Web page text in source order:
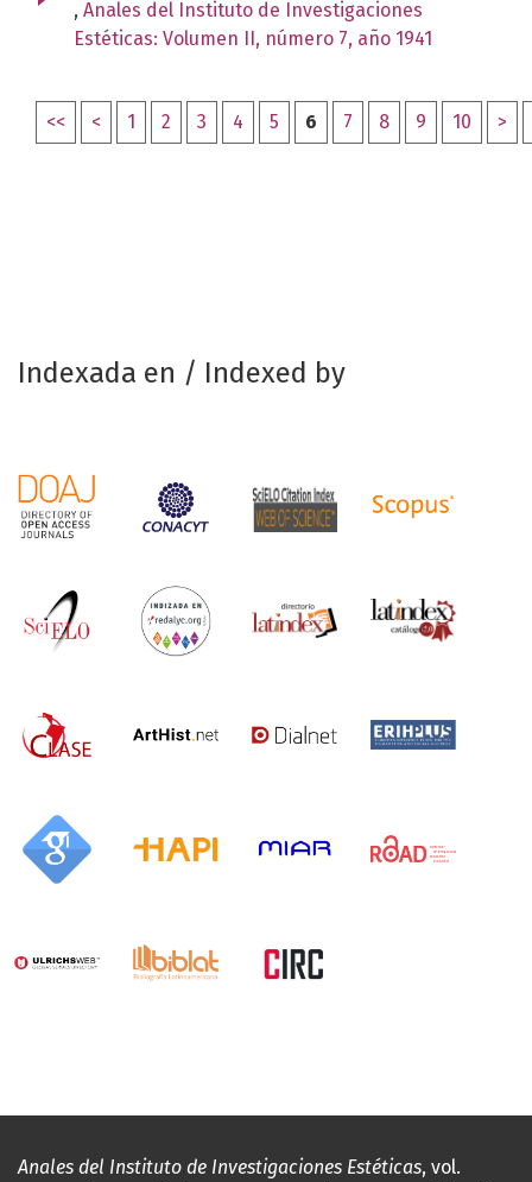
, Anales del Instituto de Investigaciones
Estéticas: Volumen II, número 7, año 1941
<< < 1 2 3 4 5 6 7 8 9 10 >
Indexada en / Indexed by
Anales del Instituto de Investigaciones Estéticas, vol.